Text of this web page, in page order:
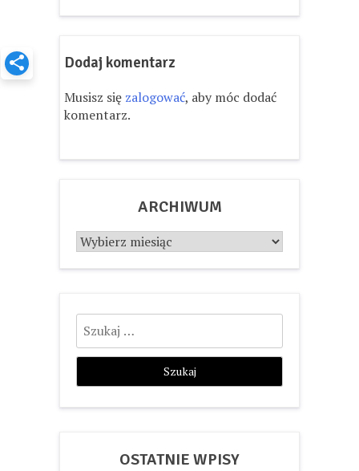
Dodaj komentarz
Musisz się zalogować, aby móc dodać
komentarz.
ARCHIWUM
Archiwum
Szukaj:
OSTATNIE WPISY